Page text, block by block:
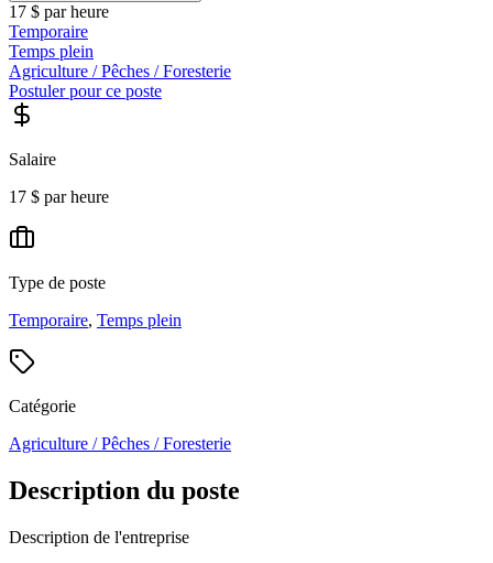
17 $ par heure
Temporaire
Temps plein
Agriculture / Pêches / Foresterie
Postuler pour ce poste
Salaire
17 $ par heure
Type de poste
Temporaire, Temps plein
Catégorie
Agriculture / Pêches / Foresterie
Description du poste
Description de l'entreprise